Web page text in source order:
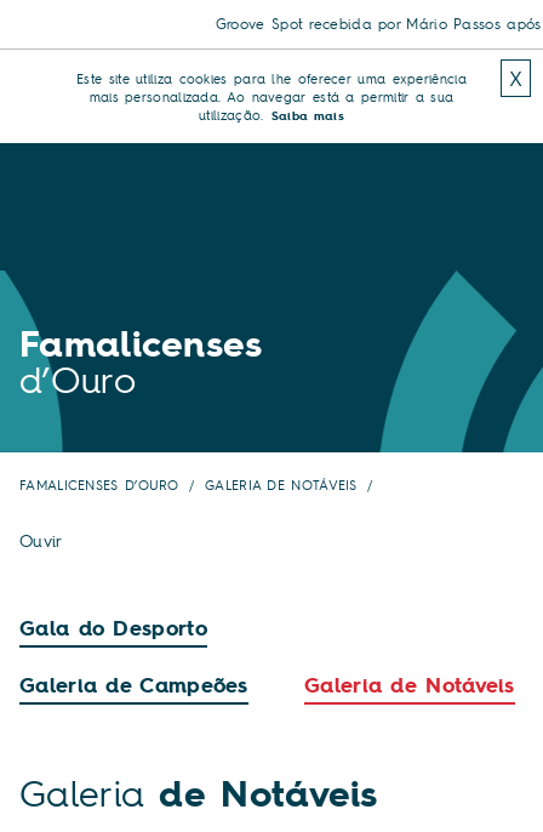
Groove Spot recebida por Mário Passos após
Este site utiliza cookies para lhe oferecer uma experiência
mais personalizada. Ao navegar está a permitir a sua
utilização. Saiba mais
X
Famalicenses
d’Ouro
FAMALICENSES D’OURO GALERIA DE NOTÁVEIS
Ouvir
Gala do Desporto
Galeria de Campeões
Galeria de Notáveis
Galeria de Notáveis